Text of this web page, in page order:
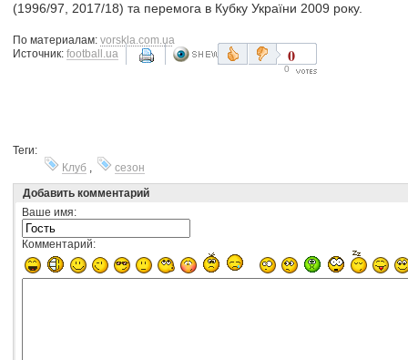
(1996/97, 2017/18) та перемога в Кубку України 2009 року.
По материалам: vorskla.com.ua
Источник: football.ua 0
0
Теги:
Клуб ,
сезон
Добавить комментарий
Ваше имя:
Комментарий: